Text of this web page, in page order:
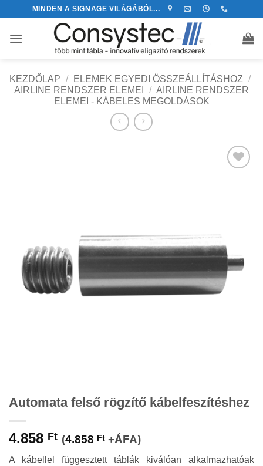
content
MINDEN A SIGNAGE VILÁGÁBÓL...
KEZDŐLAP / ELEMEK EGYEDI ÖSSZEÁLLÍTÁSHOZ /
AIRLINE RENDSZER ELEMEI
/ AIRLINE RENDSZER
ELEMEI - KÁBELES MEGOLDÁSOK
Automata felső rögzítő kábelfeszítéshez
4.858 Ft (4.858 Ft +ÁFA)
A kábellel függesztett táblák kiválóan alkalmazhatóak